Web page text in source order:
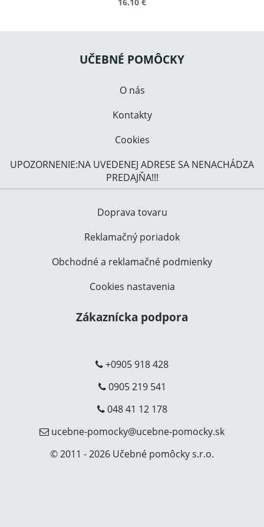
UČEBNÉ POMÔCKY
O nás
Kontakty
Cookies
UPOZORNENIE:NA UVEDENEJ ADRESE SA NENACHÁDZA
PREDAJŇA!!!
Doprava tovaru
Reklamačný poriadok
Obchodné a reklamačné podmienky
Cookies nastavenia
Zákaznícka podpora
+0905 918 428
0905 219 541
048 41 12 178
ucebne-pomocky@ucebne-pomocky.sk
© 2011 - 2026 Učebné pomôcky s.r.o.